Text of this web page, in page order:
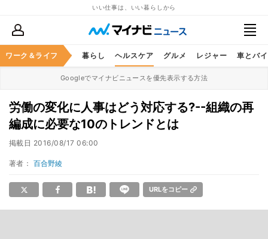
いい仕事は、いい暮らしから
ワーク＆ライフ
ススキル マネー 暮らし ヘルスケア グルメ レジャー 車とバ
Googleでマイナビニュースを優先表示する方法
労働の変化に人事はどう対応する?--組織の再
編成に必要な10のトレンドとは
掲載日 2016/08/17 06:00
著者： 百合野綾
URLをコピー